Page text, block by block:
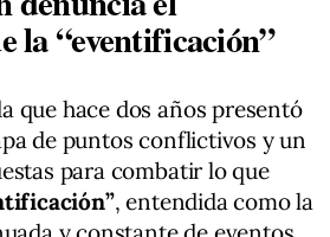
la “eventificación”
que hace dos años presentó
de puntos conflictivos y un
para combatir lo que
, entendida como la